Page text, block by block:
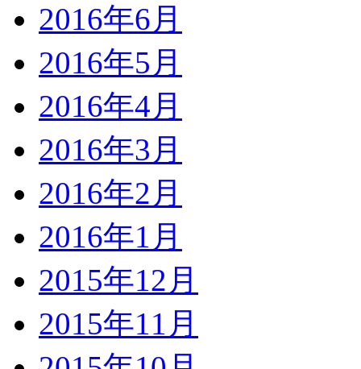
2016年6月
2016年5月
2016年4月
2016年3月
2016年2月
2016年1月
2015年12月
2015年11月